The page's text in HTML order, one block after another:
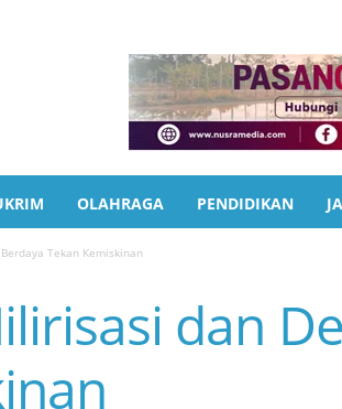
OLAHRAGA PENDIDIKAN
Tekan Kemiskinan
dan